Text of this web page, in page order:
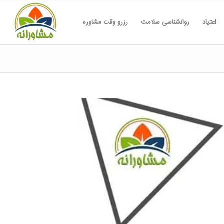
اعتیاد روانشناسی سلامت رزرو وقت مشاوره